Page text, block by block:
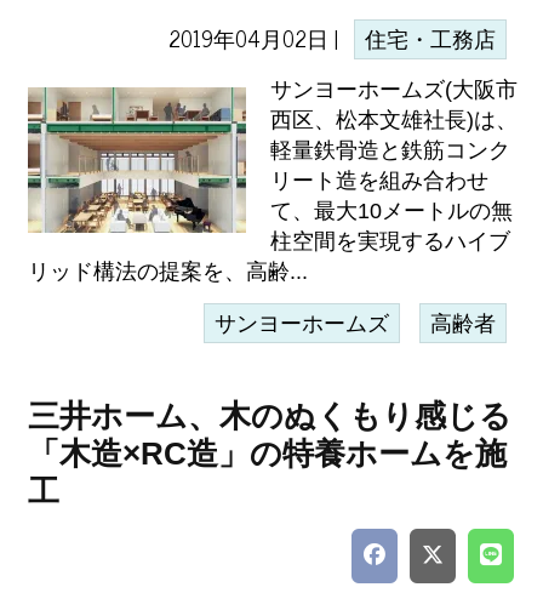
2019年04月02日 | 住宅・工務店
サンヨーホームズ(大阪市
西区、松本文雄社長)は、
軽量鉄骨造と鉄筋コンク
リート造を組み合わせ
て、最大10メートルの無
柱空間を実現するハイブ
リッド構法の提案を、高齢...
サンヨーホームズ 高齢者
三井ホーム、木のぬくもり感じる
「木造×RC造」の特養ホームを施
工